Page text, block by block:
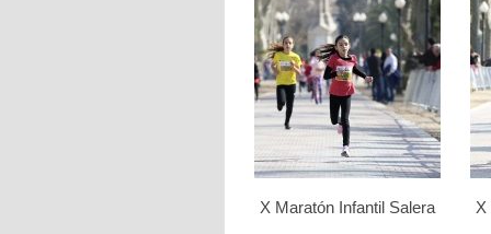
X Maratón Infantil Salera X